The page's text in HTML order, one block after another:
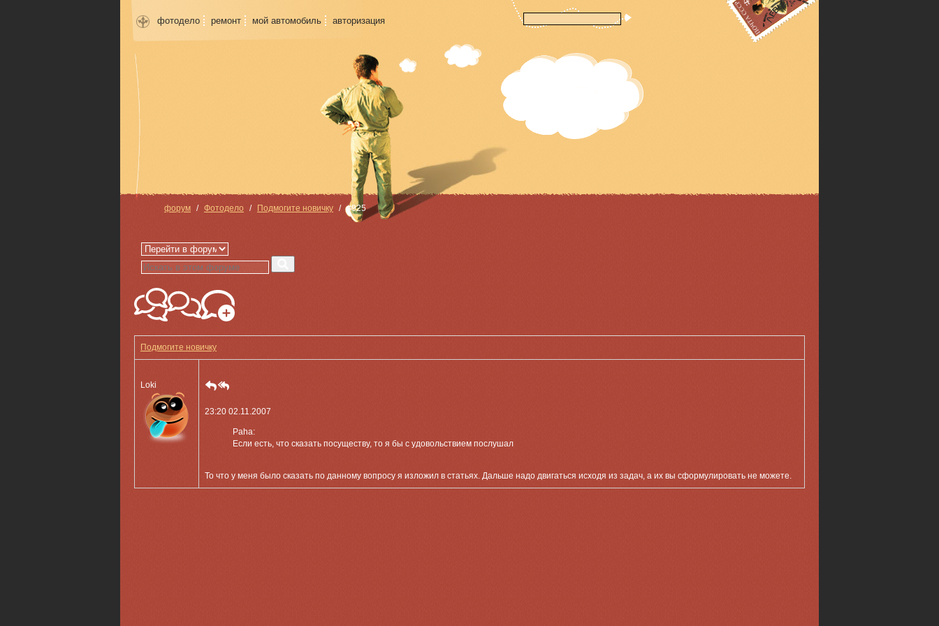
фотодело ремонт мой автомобиль авторизация
форум Фотодело Подмогите новичку #925
Подмогите новичку
Loki
23:20 02.11.2007
Paha:
Если есть, что сказать посуществу, то я бы с удовольствием послушал
То что у меня было сказать по данному вопросу я изложил в статьях. Дальше надо двигаться исходя из задач, а их вы сформулировать не можете.